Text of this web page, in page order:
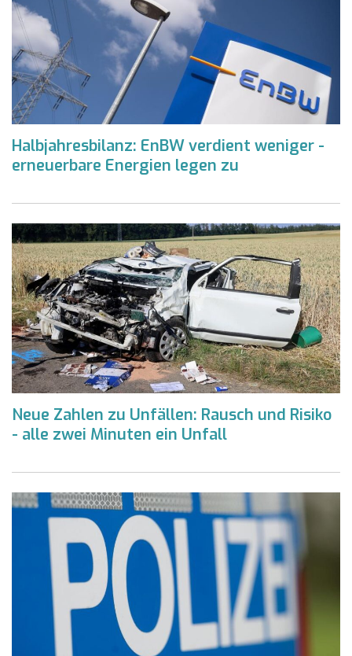
Halbjahresbilanz: EnBW verdient weniger -
erneuerbare Energien legen zu
Neue Zahlen zu Unfällen: Rausch und Risiko
- alle zwei Minuten ein Unfall